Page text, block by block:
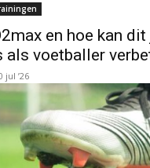
en hoe kan dit
als voetballer
jul ’26